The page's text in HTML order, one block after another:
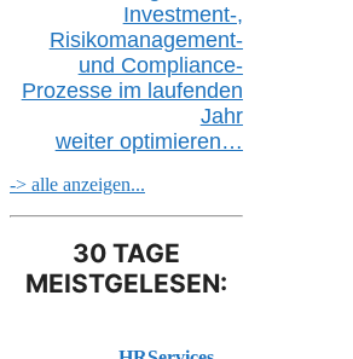
Investment-,
Risikomanagement-
und Compliance-
Prozesse im laufenden
Jahr
weiter optimieren…
-> alle anzeigen...
30 TAGE
MEISTGELESEN: